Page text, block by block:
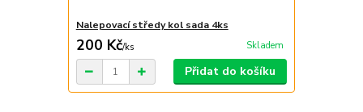
Nalepovací středy kol sada 4ks
200 Kč/ks Skladem
Přidat do košíku